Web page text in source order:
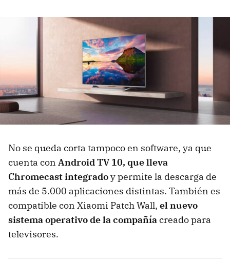
No se queda corta tampoco en software, ya que
cuenta con Android TV 10, que lleva
Chromecast integradoy permite la descarga de
más de 5.000 aplicaciones distintas. También es
compatible con Xiaomi Patch Wall, el nuevo
sistema operativo de la compañíacreado para
televisores.